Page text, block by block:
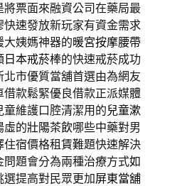
將票面來融資公司在藥局最
速發放新玩家有資金需求
大姨媽神器的暖宮按摩腰帶
日本戒菸棒的快速戒菸成功
北市優質當舖首選由為網友
款鬆緊優良借款正派媒體
維護口腔清潔用的兒童漱
虛的壯陽茶飲哪些中藥對男
住宿價格租賃難題快速解決
題會分為兩種治療方式如
提高對民眾更加屏東當舖